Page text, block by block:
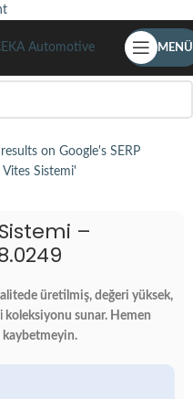
MENÜ
–
üretilmiş, değeri yüksek,
koleksiyonu sunar. Hemen
kaybetmeyin.